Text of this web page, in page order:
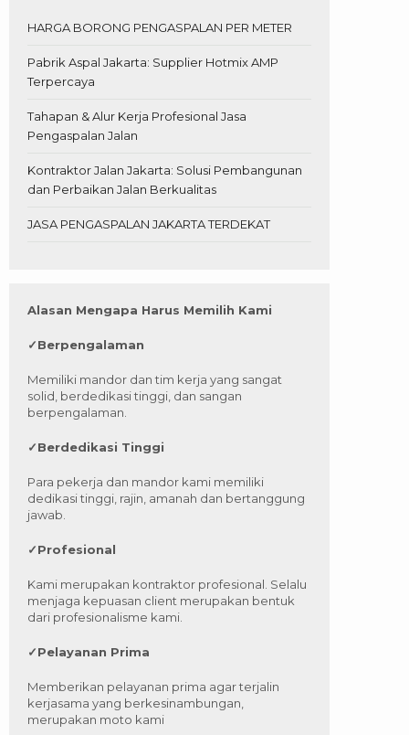
HARGA BORONG PENGASPALAN PER METER
Pabrik Aspal Jakarta: Supplier Hotmix AMP
Terpercaya
Tahapan & Alur Kerja Profesional Jasa
Pengaspalan Jalan
Kontraktor Jalan Jakarta: Solusi Pembangunan
dan Perbaikan Jalan Berkualitas
JASA PENGASPALAN JAKARTA TERDEKAT
Alasan Mengapa Harus Memilih Kami
✓Berpengalaman
Memiliki mandor dan tim kerja yang sangat
solid, berdedikasi tinggi, dan sangan
berpengalaman.
✓Berdedikasi Tinggi
Para pekerja dan mandor kami memiliki
dedikasi tinggi, rajin, amanah dan bertanggung
jawab.
✓Profesional
Kami merupakan kontraktor profesional. Selalu
menjaga kepuasan client merupakan bentuk
dari profesionalisme kami.
✓Pelayanan Prima
Memberikan pelayanan prima agar terjalin
kerjasama yang berkesinambungan,
merupakan moto kami